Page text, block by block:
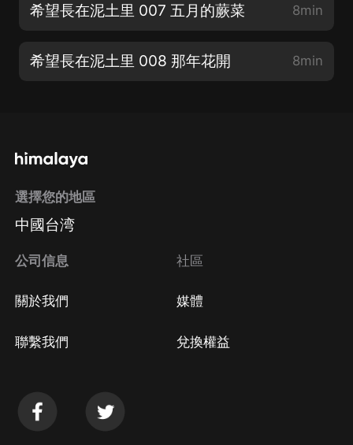
希望長在泥土里 007 五月的蕨菜 8min
希望長在泥土里 008 那年花開 8min
選擇您的地區
中國台湾
公司信息
關於我們
聯繫我們
社區
媒體
兌換權益